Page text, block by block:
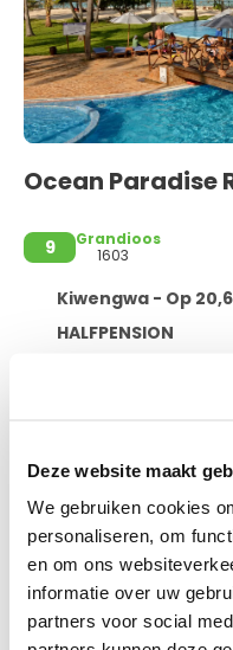
Deze website maakt
We gebruiken cookies
personaliseren, om
en om ons
informatie over uw
partners voor social
Ocean Paradise
9
Grandioos
1603
Kiwengwa - Op
HALFPENSION
Kiwengwa Beach,
Ocean Paradise Resort
de zee, op een
Muyuni Beach. Dit resort bij het strand ligt op 2,7 km van
Kiwengwa Beach en op
Ontspan met
gezichtsbehandelingen
spa bezoekt. Profiteer
een buitenzwembad,